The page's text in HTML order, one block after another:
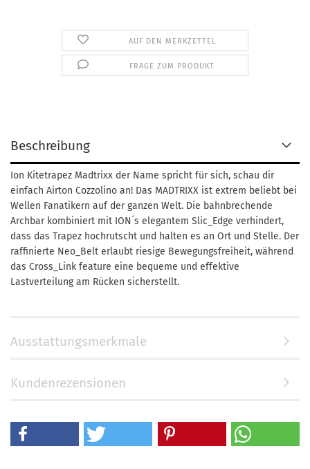
AUF DEN MERKZETTEL
FRAGE ZUM PRODUKT
Beschreibung
Ion Kitetrapez Madtrixx der Name spricht für sich, schau dir
einfach Airton Cozzolino an! Das MADTRIXX ist extrem beliebt bei
Wellen Fanatikern auf der ganzen Welt. Die bahnbrechende
Archbar kombiniert mit ION´s elegantem Slic_Edge verhindert,
dass das Trapez hochrutscht und halten es an Ort und Stelle. Der
raffinierte Neo_Belt erlaubt riesige Bewegungsfreiheit, während
das Cross_Link feature eine bequeme und effektive
Lastverteilung am Rücken sicherstellt.
Ausstattungsmerkmale
Kundenrezensionen